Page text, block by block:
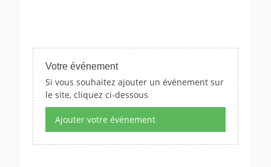
Votre événement
Si vous souhaitez ajouter un événement sur
le site, cliquez ci-dessous
Ajouter votre événement